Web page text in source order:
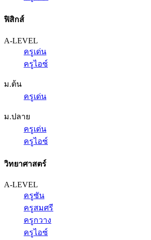
ฟิสิกส์
A-LEVEL
ครูเด่น
ครูไอซ์
ม.ต้น
ครูเด่น
ม.ปลาย
ครูเด่น
ครูไอซ์
วิทยาศาสตร์
A-LEVEL
ครูซัน
ครูสมศรี
ครูกวาง
ครูไอซ์